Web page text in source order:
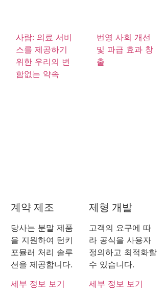
사람: 의료 서비
스를 제공하기
위한 우리의 변
함없는 약속
번영 사회 개선
및 파급 효과 창
출
계약 제조
당사는 분말 제품
을 지원하여 턴키
포뮬러 처리 솔루
션을 제공합니다.
세부 정보 보기
제형 개발
고객의 요구에 따
라 공식을 사용자
정의하고 최적화할
수 있습니다.
세부 정보 보기